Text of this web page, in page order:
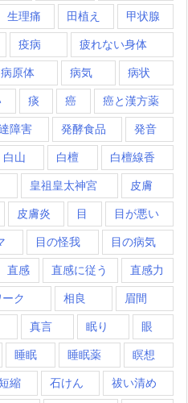
生理痛 田植え 甲状腺
疫病 疲れない身体
病原体 病気 病状
痰 癌 癌と漢方薬
障害 発酵食品 発音
白山 白檀 白檀線香
皇祖皇太神宮 皮膚
皮膚炎 目 目が悪い
目の怪我 目の病気
直感 直感に従う 直感力
ク 相良 眉間
真言 眠り 眼
睡眠 睡眠薬 瞑想
縮 石けん 祓い清め